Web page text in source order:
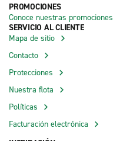
PROMOCIONES
Conoce nuestras promociones
SERVICIO AL CLIENTE
Mapa de sitio
Contacto
Protecciones
Nuestra flota
Políticas
Facturación electrónica